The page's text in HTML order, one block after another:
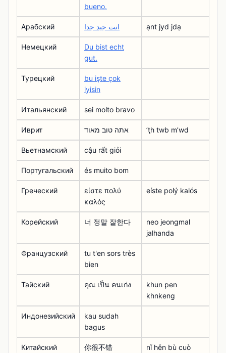
bueno.
Арабский انت جيد جدا ạnt jyd jdạ
Немецкий
Du bist echt
gut.
Турецкий
bu işte çok
iyisin
Итальянский sei molto bravo
Иврит אתה טוב מאוד ʼţh twb mʼwd
Вьетнамский cậu rất giỏi
Португальский és muito bom
Греческий
είστε πολύ
καλός
eíste polý kalós
Корейский 너 정말 잘한다
neo jeongmal
jalhanda
Французский
tu t'en sors très
bien
Тайский คุณ เป็น คนเก่ง
khun pen
khnkeng
Индонезийский
kau sudah
bagus
Китайский 你很不错 nǐ hěn bù cuò